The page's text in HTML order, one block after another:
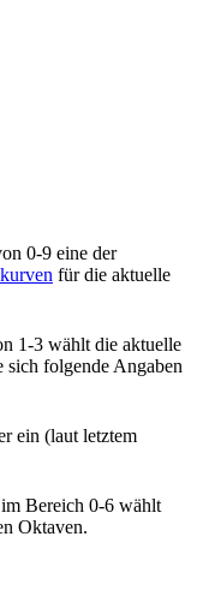
0-9 eine der
für die aktuelle
1-3 wählt die aktuelle
sich folgende Angaben
ein (laut letztem
Bereich 0-6 wählt
Oktaven.